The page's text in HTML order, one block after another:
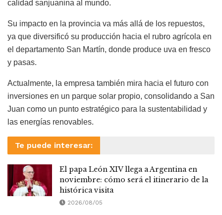
calidad sanjuanina al mundo.
Su impacto en la provincia va más allá de los repuestos,
ya que diversificó su producción hacia el rubro agrícola en
el departamento San Martín, donde produce uva en fresco
y pasas.
Actualmente, la empresa también mira hacia el futuro con
inversiones en un parque solar propio, consolidando a San
Juan como un punto estratégico para la sustentabilidad y
las energías renovables.
Te puede interesar:
El papa León XIV llega a Argentina en
noviembre: cómo será el itinerario de la
histórica visita
2026/08/05